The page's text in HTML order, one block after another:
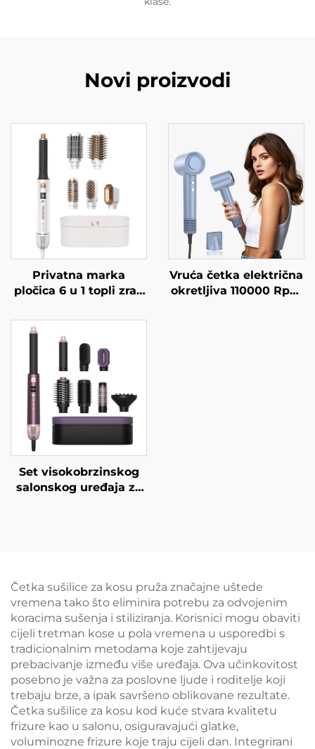
Novi proizvodi
Privatna marka
pločica 6 u 1 topli zrak
sušilac kose brzi
uređaj za ravnanje
kose četkica za vrući
zrak
Vruća četka električna
okretljiva 110000 Rpm
Set visokobrzinskog
salonskog uređaja za
oblikovanje zrakom
Četka sušilice za kosu pruža značajne uštede
vremena tako što eliminira potrebu za odvojenim
koracima sušenja i stiliziranja. Korisnici mogu obaviti
cijeli tretman kose u pola vremena u usporedbi s
tradicionalnim metodama koje zahtijevaju
prebacivanje između više uređaja. Ova učinkovitost
posebno je važna za poslovne ljude i roditelje koji
trebaju brze, a ipak savršeno oblikovane rezultate.
Četka sušilice za kosu kod kuće stvara kvalitetu
frizure kao u salonu, osiguravajući glatke,
voluminozne frizure koje traju cijeli dan. Integrirani